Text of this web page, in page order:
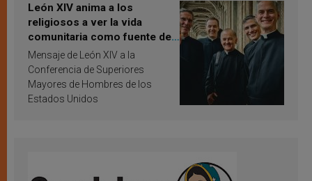
León XIV anima a los
religiosos a ver la vida
comunitaria como fuente de
inspiración y santificación
Mensaje de León XIV a la
Conferencia de Superiores
Mayores de Hombres de los
Estados Unidos